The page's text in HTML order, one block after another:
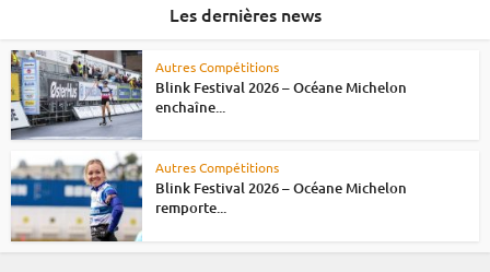
Les dernières news
Autres Compétitions
Blink Festival 2026 – Océane Michelon
enchaîne...
Autres Compétitions
Blink Festival 2026 – Océane Michelon
remporte...